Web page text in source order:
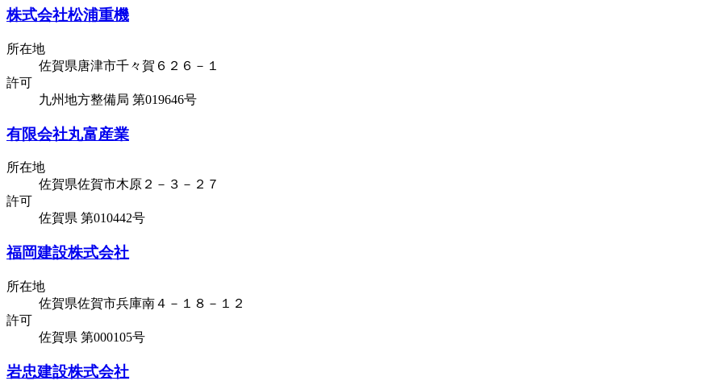
株式会社松浦重機
所在地
佐賀県唐津市千々賀６２６－１
許可
九州地方整備局 第019646号
有限会社丸富産業
所在地
佐賀県佐賀市木原２－３－２７
許可
佐賀県 第010442号
福岡建設株式会社
所在地
佐賀県佐賀市兵庫南４－１８－１２
許可
佐賀県 第000105号
岩忠建設株式会社